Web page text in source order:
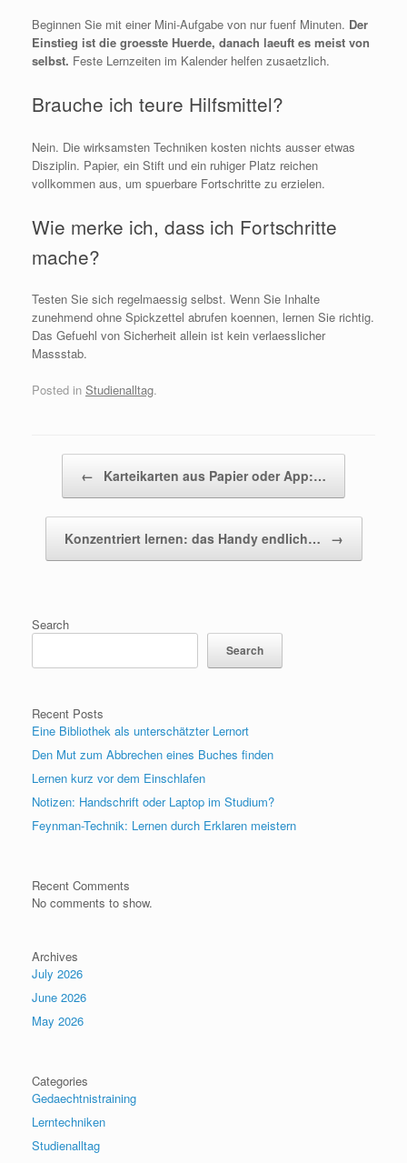
Beginnen Sie mit einer Mini-Aufgabe von nur fuenf Minuten. Der
Einstieg ist die groesste Huerde, danach laeuft es meist von
selbst. Feste Lernzeiten im Kalender helfen zusaetzlich.
Brauche ich teure Hilfsmittel?
Nein. Die wirksamsten Techniken kosten nichts ausser etwas
Disziplin. Papier, ein Stift und ein ruhiger Platz reichen
vollkommen aus, um spuerbare Fortschritte zu erzielen.
Wie merke ich, dass ich Fortschritte
mache?
Testen Sie sich regelmaessig selbst. Wenn Sie Inhalte
zunehmend ohne Spickzettel abrufen koennen, lernen Sie richtig.
Das Gefuehl von Sicherheit allein ist kein verlaesslicher
Massstab.
Posted in Studienalltag.
← Karteikarten aus Papier oder App:…
Konzentriert lernen: das Handy endlich… →
Search
Search
Recent Posts
Eine Bibliothek als unterschätzter Lernort
Den Mut zum Abbrechen eines Buches finden
Lernen kurz vor dem Einschlafen
Notizen: Handschrift oder Laptop im Studium?
Feynman-Technik: Lernen durch Erklaren meistern
Recent Comments
No comments to show.
Archives
July 2026
June 2026
May 2026
Categories
Gedaechtnistraining
Lerntechniken
Studienalltag